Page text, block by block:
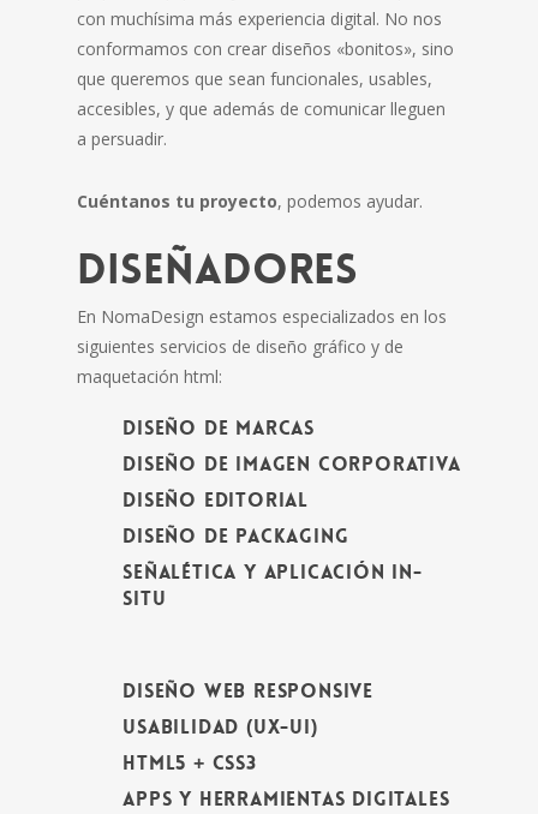
con muchísima más experiencia digital. No nos
conformamos con crear diseños «bonitos», sino
que queremos que sean funcionales, usables,
accesibles, y que además de comunicar lleguen
a persuadir.
Cuéntanos tu proyecto, podemos ayudar.
DISEÑADORES
En NomaDesign estamos especializados en los
siguientes servicios de diseño gráfico y de
maquetación html:
DISEÑO DE MARCAS
DISEÑO DE IMAGEN CORPORATIVA
DISEÑO EDITORIAL
DISEÑO DE PACKAGING
SEÑALÉTICA Y APLICACIÓN IN-
SITU
DISEÑO WEB RESPONSIVE
USABILIDAD (UX-UI)
HTML5 + CSS3
APPS Y HERRAMIENTAS DIGITALES